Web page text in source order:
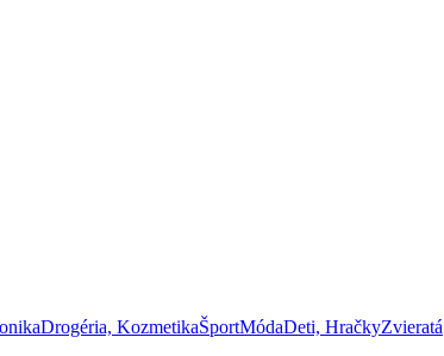
Drogéria, KozmetikaŠportMódaDeti, HračkyZvieratá